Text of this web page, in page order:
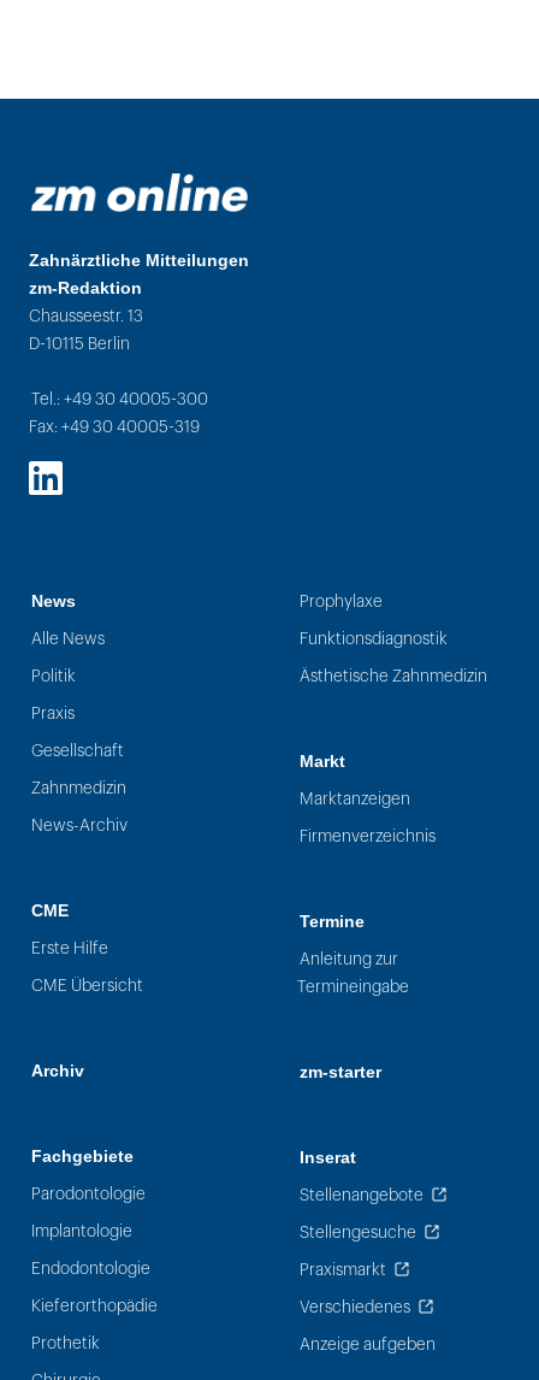
Zahnärztliche Mitteilungen
zm-Redaktion
Chausseestr. 13
D-10115 Berlin
Tel.: +49 30 40005-300
Fax: +49 30 40005-319
LinkedIn
News
Alle News
Politik
Praxis
Gesellschaft
Zahnmedizin
News-Archiv
CME
Erste Hilfe
CME Übersicht
Archiv
Fachgebiete
Parodontologie
Implantologie
Endodontologie
Kieferorthopädie
Prothetik
Prophylaxe
Funktionsdiagnostik
Ästhetische Zahnmedizin
Markt
Marktanzeigen
Firmenverzeichnis
Termine
Anleitung zur
Termineingabe
zm-starter
Inserat
Stellenangebote
Stellengesuche
Praxismarkt
Verschiedenes
Anzeige aufgeben